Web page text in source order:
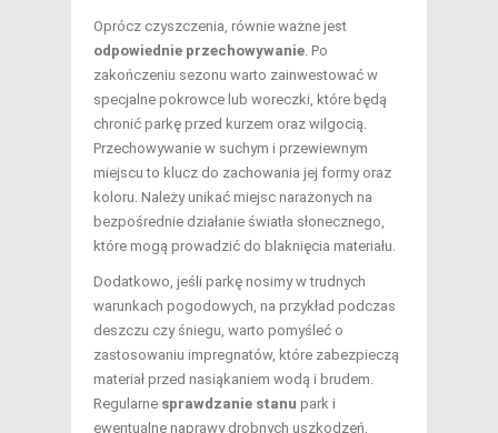
Oprócz czyszczenia, równie ważne jest
odpowiednie przechowywanie . Po
zakończeniu sezonu warto zainwestować w
specjalne pokrowce lub woreczki, które będą
chronić parkę przed kurzem oraz wilgocią.
Przechowywanie w suchym i przewiewnym
miejscu to klucz do zachowania jej formy oraz
koloru. Należy unikać miejsc narażonych na
bezpośrednie działanie światła słonecznego,
które mogą prowadzić do blaknięcia materiału.
Dodatkowo, jeśli parkę nosimy w trudnych
warunkach pogodowych, na przykład podczas
deszczu czy śniegu, warto pomyśleć o
zastosowaniu impregnatów, które zabezpieczą
materiał przed nasiąkaniem wodą i brudem.
Regularne sprawdzanie stanu park i
ewentualne naprawy drobnych uszkodzeń,